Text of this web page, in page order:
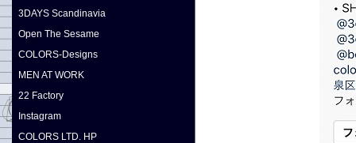
3DAYS Scandinavia
Open The Sesame
COLORS-Designs
MEN AT WORK
22 Factory
Instagram
COLORS LTD. HP